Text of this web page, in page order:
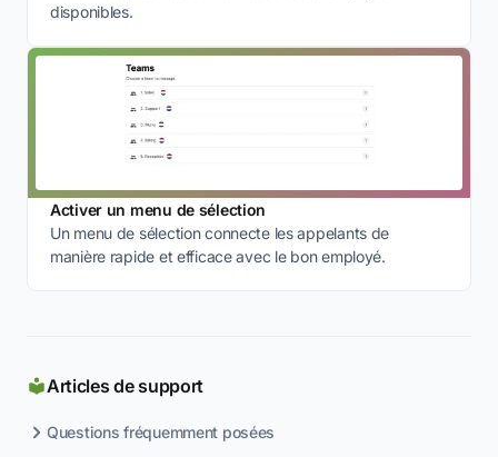
Articles de support
Questions fréquemment posées
disponibles.
Activer un menu de sélection
Un menu de sélection connecte les appelants de
manière rapide et efficace avec le bon employé.